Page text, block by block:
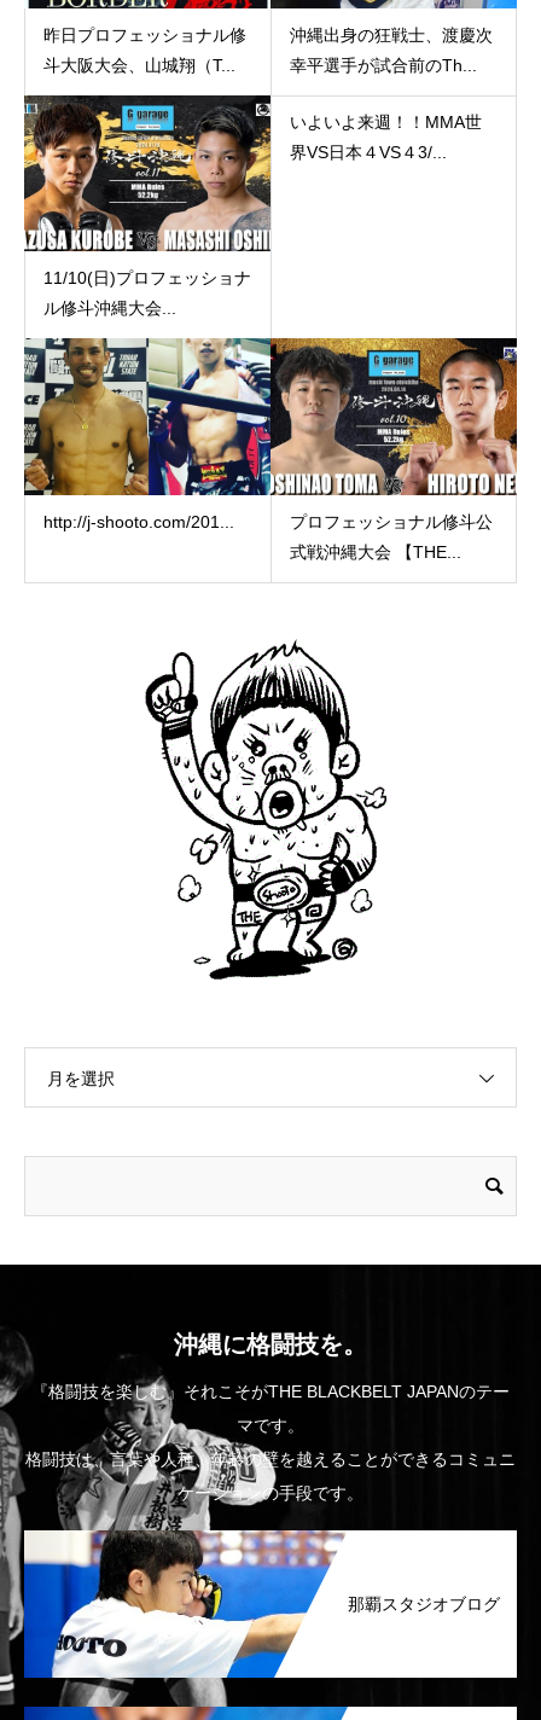
昨日プロフェッショナル修
斗大阪大会、山城翔（T...
沖縄出身の狂戦士、渡慶次
幸平選手が試合前のTh...
11/10(日)プロフェッショナ
ル修斗沖縄大会...
いよいよ来週！！MMA世
界VS日本４VS４3/...
http://j-shooto.com/201...
プロフェッショナル修斗公
式戦沖縄大会 【THE...
月を選択
沖縄に格闘技を。
『格闘技を楽しむ』それこそがTHE BLACKBELT JAPANのテー
マです。
格闘技は、言葉や人種、年齢の壁を越えることができるコミュニ
ケーションの手段です。
那覇スタジオブログ